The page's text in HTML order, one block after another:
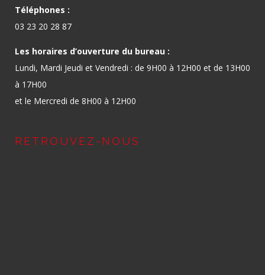
Téléphones :
03 23 20 28 87
Les horaires d’ouverture du bureau :
Lundi, Mardi Jeudi et Vendredi : de 9H00 à 12H00 et de 13H00
à 17H00
et le Mercredi de 8H00 à 12H00
RETROUVEZ-NOUS